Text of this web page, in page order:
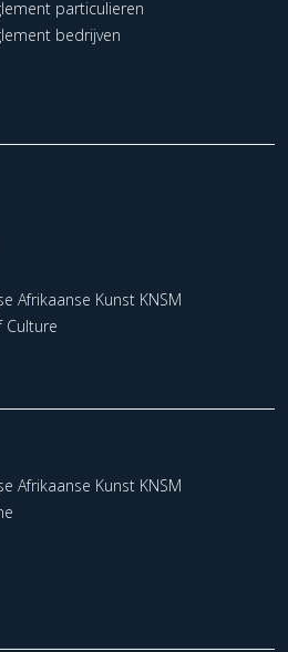
particulieren
bedrijven
Afrikaanse Kunst KNSM
Culture
Afrikaanse Kunst KNSM